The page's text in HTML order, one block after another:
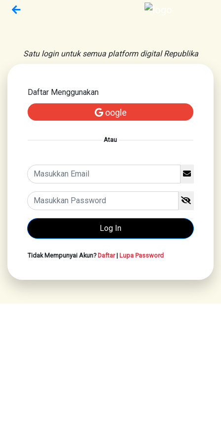
Satu login untuk semua platform digital Republika
Daftar Menggunakan
oogle
Atau
Tidak Mempunyai Akun?Daftar| Lupa Password